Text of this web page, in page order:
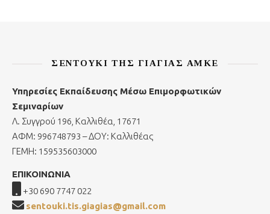
ΣΕΝΤΟΎΚΙ ΤΗΣ ΓΙΑΓΙΆΣ ΑΜΚΕ
Υπηρεσίες Εκπαίδευσης Μέσω Επιμορφωτικών
Σεμιναρίων
Λ. Συγγρού 196, Καλλιθέα, 17671
ΑΦΜ: 996748793 – ΔΟΥ: Καλλιθέας
ΓΕΜΗ: 159535603000
ΕΠΙΚΟΙΝΩΝΙΑ
+30 690 7747 022
sentouki.tis.giagias@gmail.com